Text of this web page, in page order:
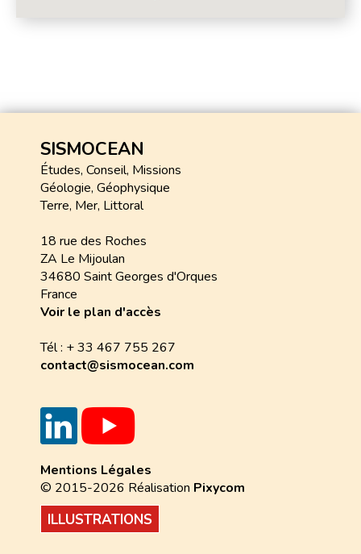
SISMOCEAN
Études, Conseil, Missions
Géologie, Géophysique
Terre, Mer, Littoral
18 rue des Roches
ZA Le Mijoulan
34680 Saint Georges d'Orques
France
Voir le plan d'accès
Tél : + 33 467 755 267
contact@sismocean.com
Mentions Légales
© 2015-2026 Réalisation Pixycom
ILLUSTRATIONS